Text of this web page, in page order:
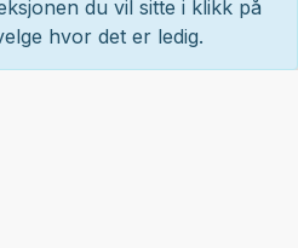
du vil sitte i klikk på
hvor det er ledig.